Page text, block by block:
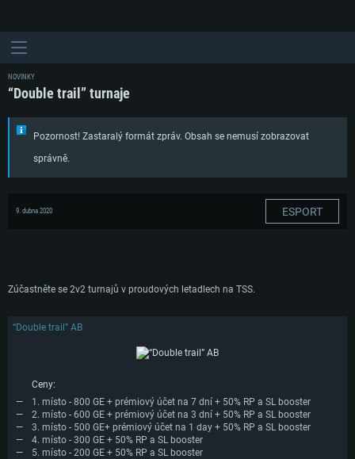
NOVINKY
“Double trail” turnaje
Pozornost! Zastaralý formát zpráv. Obsah se nemusí zobrazovat
správně.
9. dubna 2020 ESPORT
Zúčastněte se 2v2 turnajů v proudových letadlech na TSS.
“Double trail” AB
Ceny:
1. místo - 800 GE + prémiový účet na 7 dní + 50% RP a SL booster
2. místo - 600 GE + prémiový účet na 3 dní + 50% RP a SL booster
3. místo - 500 GE+ prémiový účet na 1 day + 50% RP a SL booster
4. místo - 300 GE + 50% RP a SL booster
5. místo - 200 GE + 50% RP a SL booster